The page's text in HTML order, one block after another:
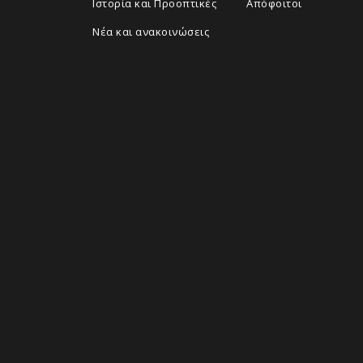
Ιστορία και Προοπτικές
Νέα και ανακοινώσεις
Απόφοιτοι